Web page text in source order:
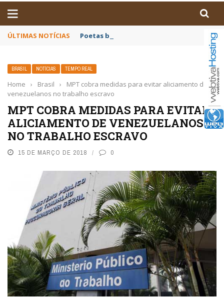
ÚLTIMAS NOTÍCIAS Poetas baianos representam o Brasil no
BRASIL NOTÍCIAS TEMPO REAL
Home › Brasil ›
MPT cobra medidas para evitar aliciamento de
venezuelanos no trabalho escravo
MPT COBRA MEDIDAS PARA EVITAR
ALICIAMENTO DE VENEZUELANOS
NO TRABALHO ESCRAVO
15 DE MARÇO DE 2018 0